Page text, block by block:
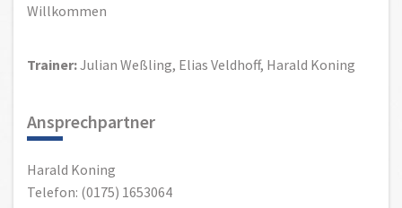
Willkommen
Trainer:Julian Weßling, Elias Veldhoff, Harald Koning
Ansprechpartner
Harald Koning
Telefon: (0175) 1653064